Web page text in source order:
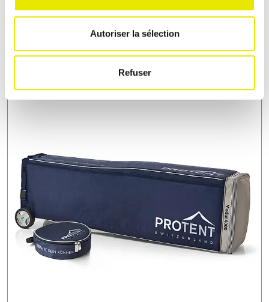
Autoriser la sélection
Refuser
La construction en aluminium : il n’y a pas
plus solide.